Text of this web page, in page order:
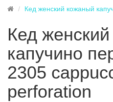
Кед женский кожаный
Кед
капучино
2305
perforation